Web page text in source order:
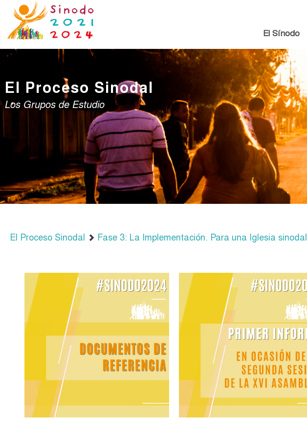
El Sínodo
El Proceso Sinodal
Los Grupos de Estudio
El Proceso Sinodal Fase 3: La Implementación. Para una Iglesia sinodal